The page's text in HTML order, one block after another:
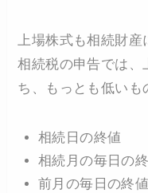
上場株式も相続財産
相続税の申告では、
ち、もっとも低いも
相続日の終値
相続月の毎日の
前月の毎日の終